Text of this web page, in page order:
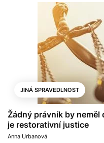
JINÁ SPRAVEDLNOST
Žádný právník by
je restorativní justice
Anna Urbanová